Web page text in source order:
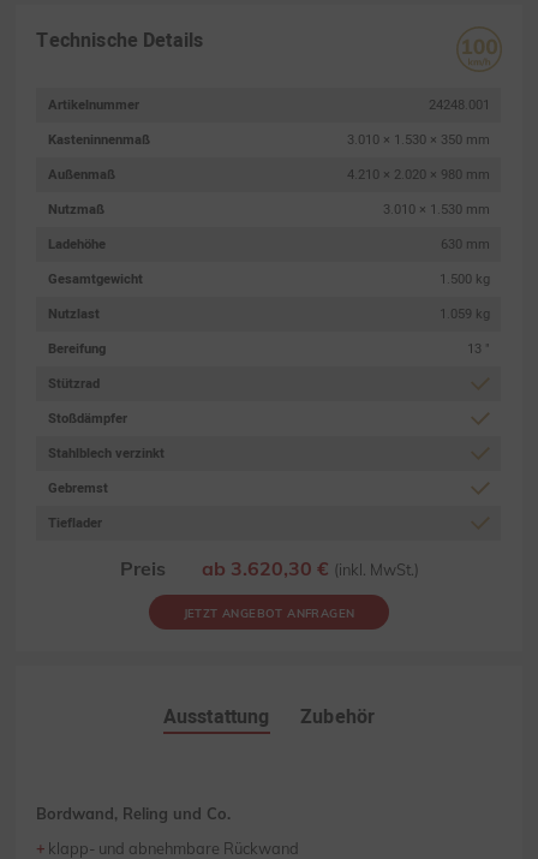
Technische Details
Artikelnummer
24248.001
Kasteninnenmaß
3.010 × 1.530 × 350 mm
Außenmaß
4.210 × 2.020 × 980 mm
Nutzmaß
3.010 × 1.530 mm
Ladehöhe
630 mm
Gesamtgewicht
1.500 kg
Nutzlast
1.059 kg
Bereifung
13 "
Stützrad
Stoßdämpfer
Stahlblech verzinkt
Gebremst
Tieflader
Preis ab 3.620,30 € (inkl. MwSt.)
JETZT ANGEBOT ANFRAGEN
Ausstattung Zubehör
Bordwand, Reling und Co.
klapp- und abnehmbare Rückwand